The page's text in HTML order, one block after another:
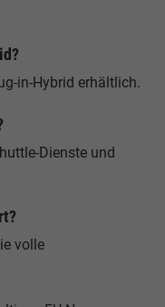
in-Hybrid erhältlich.
Dienste und
volle